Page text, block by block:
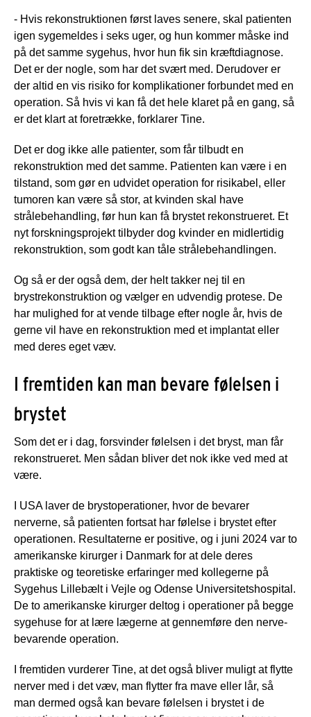
- Hvis rekonstruktionen først laves senere, skal patienten
igen sygemeldes i seks uger, og hun kommer måske ind
på det samme sygehus, hvor hun fik sin kræftdiagnose.
Det er der nogle, som har det svært med. Derudover er
der altid en vis risiko for komplikationer forbundet med en
operation. Så hvis vi kan få det hele klaret på en gang, så
er det klart at foretrække, forklarer Tine.
Det er dog ikke alle patienter, som får tilbudt en
rekonstruktion med det samme. Patienten kan være i en
tilstand, som gør en udvidet operation for risikabel, eller
tumoren kan være så stor, at kvinden skal have
strålebehandling, før hun kan få brystet rekonstrueret. Et
nyt forskningsprojekt tilbyder dog kvinder en midlertidig
rekonstruktion, som godt kan tåle strålebehandlingen.
Og så er der også dem, der helt takker nej til en
brystrekonstruktion og vælger en udvendig protese. De
har mulighed for at vende tilbage efter nogle år, hvis de
gerne vil have en rekonstruktion med et implantat eller
med deres eget væv.
I fremtiden kan man bevare følelsen i
brystet
Som det er i dag, forsvinder følelsen i det bryst, man får
rekonstrueret. Men sådan bliver det nok ikke ved med at
være.
I USA laver de brystoperationer, hvor de bevarer
nerverne, så patienten fortsat har følelse i brystet efter
operationen. Resultaterne er positive, og i juni 2024 var to
amerikanske kirurger i Danmark for at dele deres
praktiske og teoretiske erfaringer med kollegerne på
Sygehus Lillebælt i Vejle og Odense Universitetshospital.
De to amerikanske kirurger deltog i operationer på begge
sygehuse for at lære lægerne at gennemføre den nerve-
bevarende operation.
I fremtiden vurderer Tine, at det også bliver muligt at flytte
nerver med i det væv, man flytter fra mave eller lår, så
man dermed også kan bevare følelsen i brystet i de